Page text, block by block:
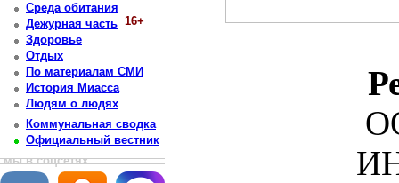
Среда обитания
Дежурная часть 16+
Здоровье
Отдых
По материалам СМИ
История Миасса
Людям о людях
Коммунальная сводка
Официальный вестник
мы в соцсетях